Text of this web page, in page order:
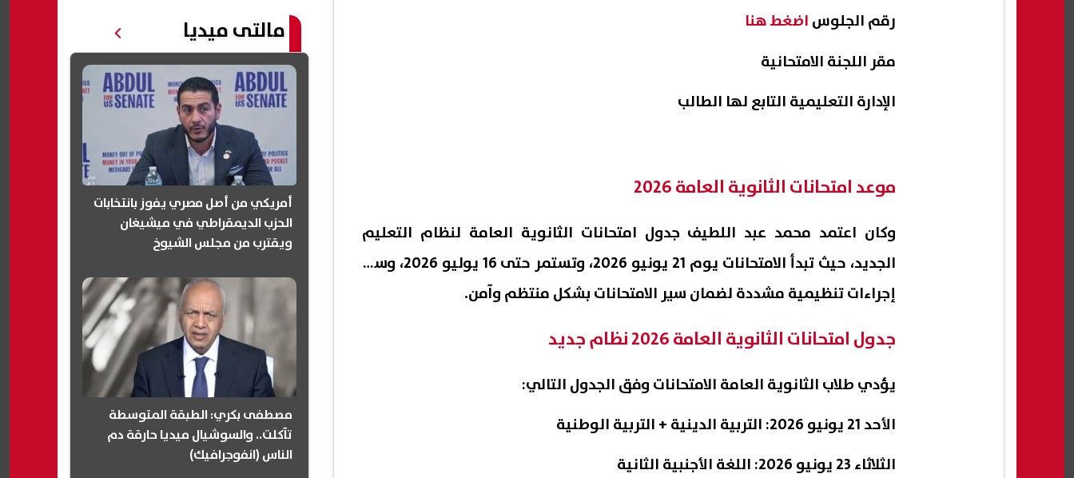
رقم الجلوساضغط هنا
مقر اللجنة الامتحانية
الإدارة التعليمية التابع لها الطالب
موعد امتحانات الثانوية العامة 2026
وكان اعتمد محمد عبد اللطيف جدول امتحانات الثانوية العامة لنظام التعليم
الجديد، حيث تبدأ الامتحانات يوم 21 يونيو 2026، وتستمر حتى 16 يوليو 2026، وسط
إجراءات تنظيمية مشددة لضمان سير الامتحانات بشكل منتظم وآمن.
جدول امتحانات الثانوية العامة 2026 نظام جديد
يؤدي طلاب الثانوية العامة الامتحانات وفق الجدول التالي:
الأحد 21 يونيو 2026: التربية الدينية + التربية الوطنية
الثلاثاء 23 يونيو 2026: اللغة الأجنبية الثانية
مالتى ميديا
أمريكي من أصل مصري يفوز بانتخابات
الحزب الديمقراطي في ميشيغان
ويقترب من مجلس الشيوخ
مصطفى بكري: الطبقة المتوسطة
تآكلت.. والسوشيال ميديا حارقة دم
الناس (انفوجرافيك)